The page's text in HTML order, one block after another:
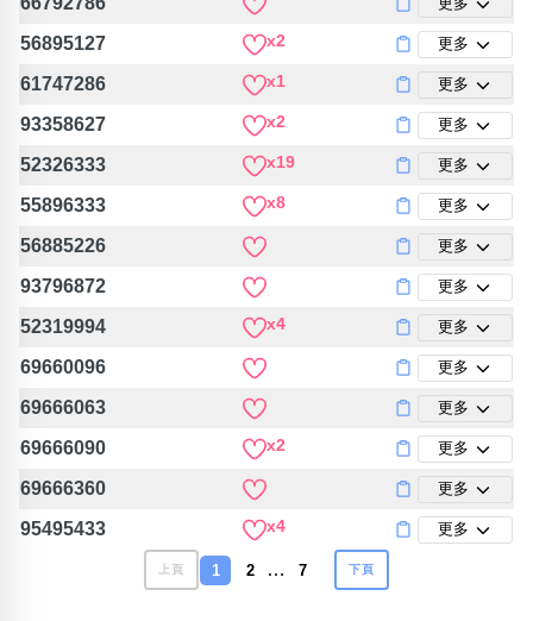
56895127 x2 更多
61747286 x1 更多
93358627 x2 更多
52326333 x19 更多
55896333 x8 更多
56885226 更多
93796872 更多
52319994 x4 更多
69660096 更多
69666063 更多
69666090 x2 更多
69666360 更多
95495433 x4 更多
上頁 1 2 … 7 下頁